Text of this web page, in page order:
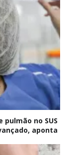
pulmão no SUS
aponta